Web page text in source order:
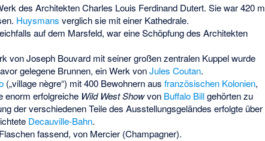
des ArchitektenCharles Louis Ferdinand Dutert. Sie war 420 m
Huysmans verglich sie mit einer Kathedrale.
auf dem Marsfeld, war eine Schöpfung des Architekten
vonJoseph Bouvardmit seiner großen zentralen Kuppel wurde
gelegene Brunnen, ein Werk vonJules Coutan.
(„village nègre“) mit 400 Bewohnern aus französischen Kolonien,
enorm erfolgreiche Wild West Showvon Buffalo Billgehörten zu
der verschiedenen Teile des Ausstellungsgeländes erfolgte über
Decauville-Bahn.
fassend, von Mercier (Champagner).